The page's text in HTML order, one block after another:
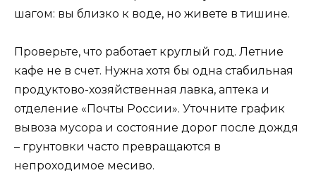
шагом: вы близко к воде, но живете в тишине.
Проверьте, что работает круглый год. Летние
кафе не в счет. Нужна хотя бы одна стабильная
продуктово-хозяйственная лавка, аптека и
отделение «Почты России». Уточните график
вывоза мусора и состояние дорог после дождя
– грунтовки часто превращаются в
непроходимое месиво.